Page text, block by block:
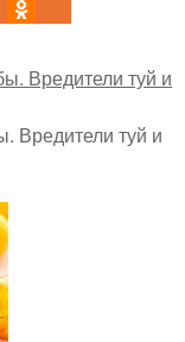
Вредители туй и